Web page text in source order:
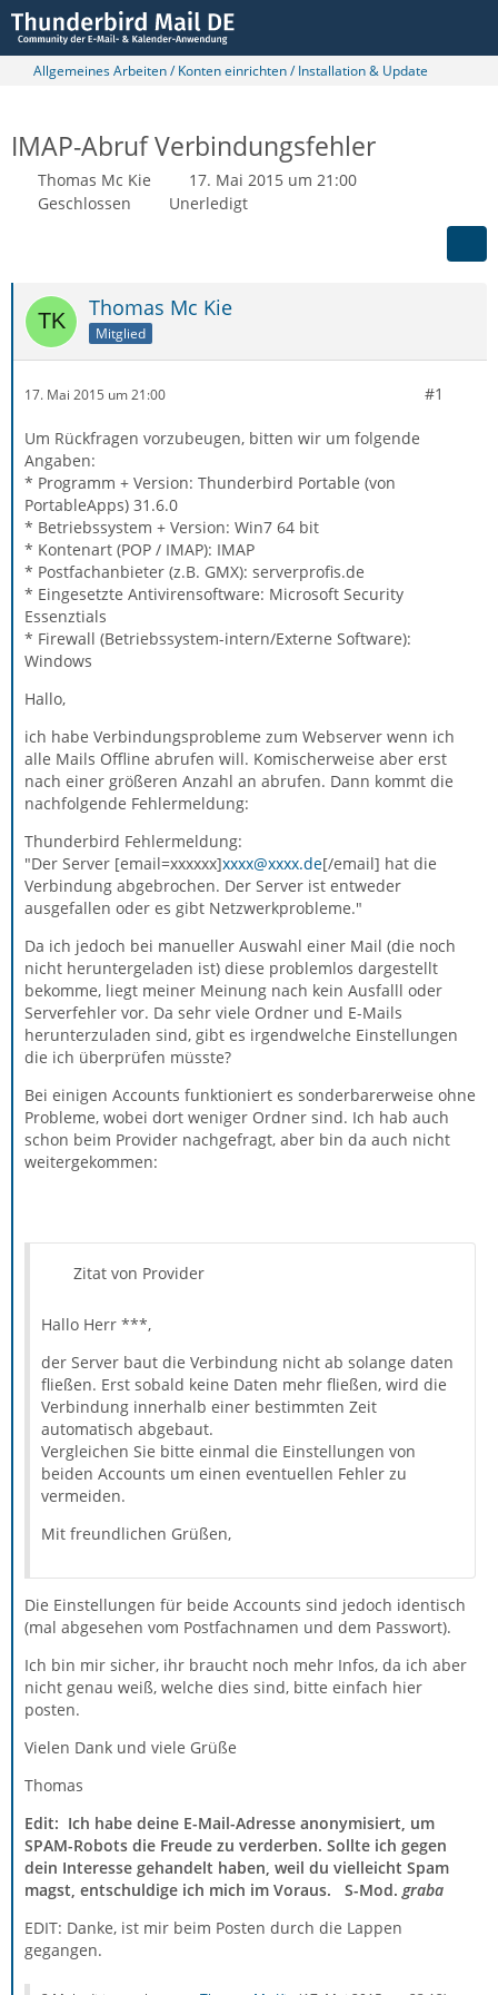
Allgemeines Arbeiten / Konten einrichten / Installation & Update
IMAP-Abruf Verbindungsfehler
Thomas Mc Kie
17. Mai 2015 um 21:00
Geschlossen
Unerledigt
Thomas Mc Kie
Mitglied
17. Mai 2015 um 21:00 #1
Um Rückfragen vorzubeugen, bitten wir um folgende
Angaben:
* Programm + Version: Thunderbird Portable (von
PortableApps) 31.6.0
* Betriebssystem + Version: Win7 64 bit
* Kontenart (POP / IMAP): IMAP
* Postfachanbieter (z.B. GMX): serverprofis.de
* Eingesetzte Antivirensoftware: Microsoft Security
Essenztials
* Firewall (Betriebssystem-intern/Externe Software):
Windows
Hallo,
ich habe Verbindungsprobleme zum Webserver wenn ich
alle Mails Offline abrufen will. Komischerweise aber erst
nach einer größeren Anzahl an abrufen. Dann kommt die
nachfolgende Fehlermeldung:
Thunderbird Fehlermeldung:
"Der Server [email=xxxxxx]xxxx@xxxx.de[/email] hat die
Verbindung abgebrochen. Der Server ist entweder
ausgefallen oder es gibt Netzwerkprobleme."
Da ich jedoch bei manueller Auswahl einer Mail (die noch
nicht heruntergeladen ist) diese problemlos dargestellt
bekomme, liegt meiner Meinung nach kein Ausfalll oder
Serverfehler vor. Da sehr viele Ordner und E-Mails
herunterzuladen sind, gibt es irgendwelche Einstellungen
die ich überprüfen müsste?
Bei einigen Accounts funktioniert es sonderbarerweise ohne
Probleme, wobei dort weniger Ordner sind. Ich hab auch
schon beim Provider nachgefragt, aber bin da auch nicht
weitergekommen:
Zitat von Provider
Hallo Herr ***,
der Server baut die Verbindung nicht ab solange daten
fließen. Erst sobald keine Daten mehr fließen, wird die
Verbindung innerhalb einer bestimmten Zeit
automatisch abgebaut.
Vergleichen Sie bitte einmal die Einstellungen von
beiden Accounts um einen eventuellen Fehler zu
vermeiden.
Mit freundlichen Grüßen,
Die Einstellungen für beide Accounts sind jedoch identisch
(mal abgesehen vom Postfachnamen und dem Passwort).
Ich bin mir sicher, ihr braucht noch mehr Infos, da ich aber
nicht genau weiß, welche dies sind, bitte einfach hier
posten.
Vielen Dank und viele Grüße
Thomas
Edit: Ich habe deine E-Mail-Adresse anonymisiert, um
SPAM-Robots die Freude zu verderben. Sollte ich gegen
dein Interesse gehandelt haben, weil du vielleicht Spam
magst, entschuldige ich mich im Voraus.
S-Mod. graba
EDIT: Danke, ist mir beim Posten durch die Lappen
gegangen.